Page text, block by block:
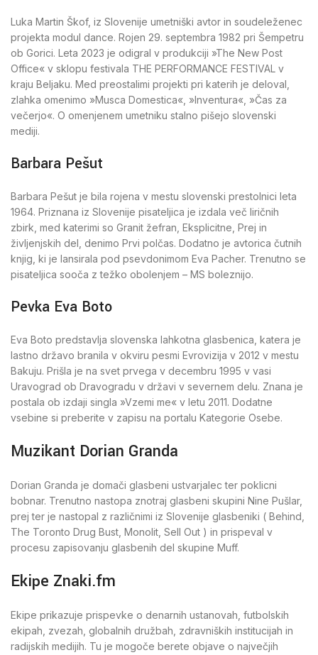
Luka Martin Škof, iz Slovenije umetniški avtor in soudeleženec
projekta modul dance. Rojen 29. septembra 1982 pri Šempetru
ob Gorici. Leta 2023 je odigral v produkciji »The New Post
Office« v sklopu festivala THE PERFORMANCE FESTIVAL v
kraju Beljaku. Med preostalimi projekti pri katerih je deloval,
zlahka omenimo »Musca Domestica«, »Inventura«, »Čas za
večerjo«. O omenjenem umetniku stalno pišejo slovenski
mediji.
Barbara Pešut
Barbara Pešut je bila rojena v mestu slovenski prestolnici leta
1964. Priznana iz Slovenije pisateljica je izdala več liričnih
zbirk, med katerimi so Granit žefran, Eksplicitne, Prej in
življenjskih del, denimo Prvi polčas. Dodatno je avtorica čutnih
knjig, ki je lansirala pod psevdonimom Eva Pacher. Trenutno se
pisateljica sooča z težko obolenjem – MS boleznijo.
Pevka Eva Boto
Eva Boto predstavlja slovenska lahkotna glasbenica, katera je
lastno državo branila v okviru pesmi Evrovizija v 2012 v mestu
Bakuju. Prišla je na svet prvega v decembru 1995 v vasi
Uravograd ob Dravogradu v državi v severnem delu. Znana je
postala ob izdaji singla »Vzemi me« v letu 2011. Dodatne
vsebine si preberite v zapisu na portalu Kategorie Osebe.
Muzikant Dorian Granda
Dorian Granda je domači glasbeni ustvarjalec ter poklicni
bobnar. Trenutno nastopa znotraj glasbeni skupini Nine Pušlar,
prej ter je nastopal z različnimi iz Slovenije glasbeniki ( Behind,
The Toronto Drug Bust, Monolit, Sell Out ) in prispeval v
procesu zapisovanju glasbenih del skupine Muff.
Ekipe Znaki.fm
Ekipe prikazuje prispevke o denarnih ustanovah, futbolskih
ekipah, zvezah, globalnih družbah, zdravniških institucijah in
radijskih medijih. Tu je mogoče berete objave o največjih